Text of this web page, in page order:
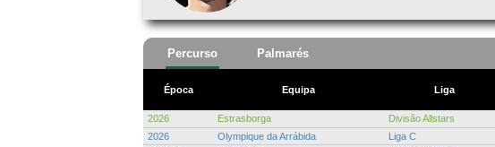
Percurso Palmarés
Época Equipa Liga
2026
Estrasborga Divisão Allstars
2026
Olympique da Arrábida Liga C